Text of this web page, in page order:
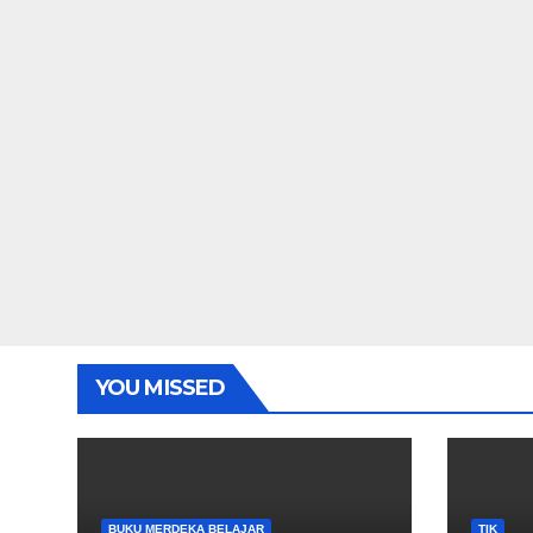
YOU MISSED
BUKU MERDEKA BELAJAR TIK